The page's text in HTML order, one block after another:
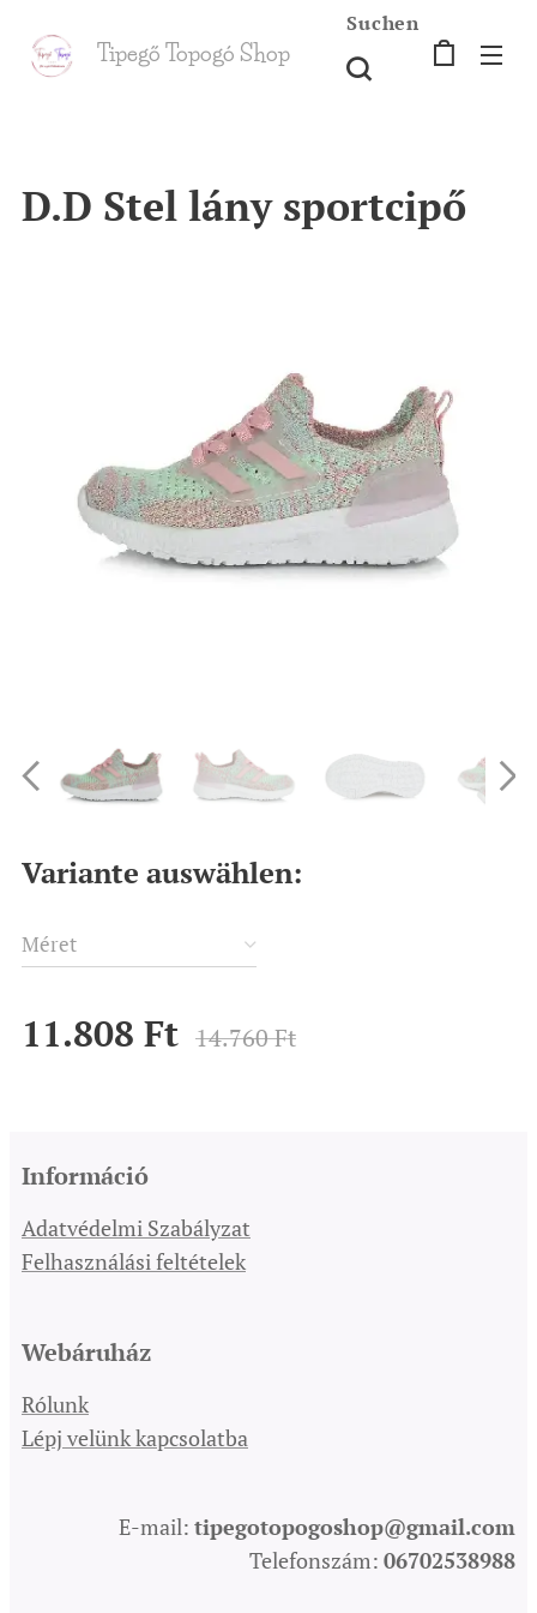
Tipegő Topogó Shop
Suchen
D.D Stel lány sportcipő
Variante auswählen:
Méret
11.808 Ft 14.760Ft
Információ
Adatvédelmi Szabályzat
Felhasználási feltételek
Webáruház
Rólunk
Lépj velünk kapcsolatba
E-mail: tipegotopogoshop@gmail.com
Telefonszám: 06702538988